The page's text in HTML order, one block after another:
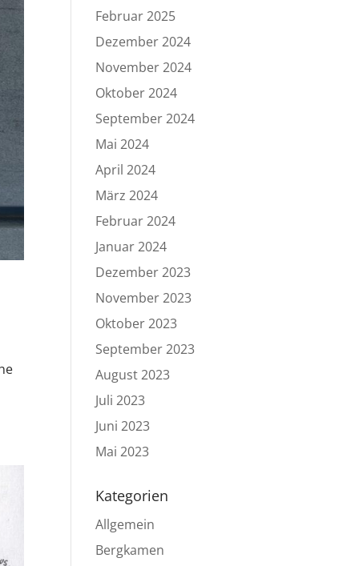
Februar 2025
Dezember 2024
November 2024
Oktober 2024
September 2024
Mai 2024
April 2024
März 2024
Februar 2024
Januar 2024
Dezember 2023
November 2023
Oktober 2023
September 2023
August 2023
Juli 2023
Juni 2023
Mai 2023
Kategorien
Allgemein
Bergkamen